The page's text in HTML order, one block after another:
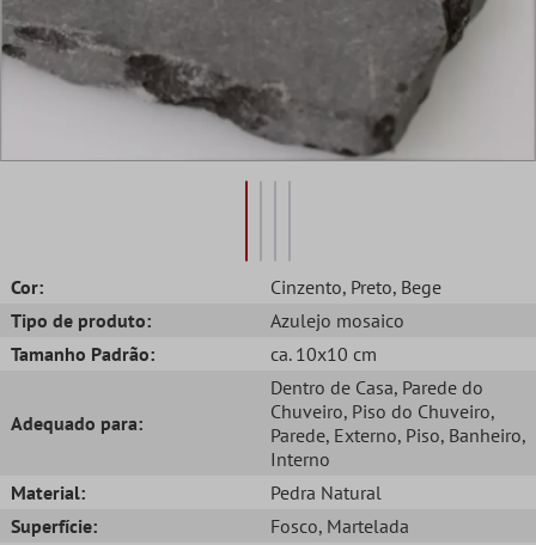
Cor: Cinzento, Preto, Bege
Tipo de produto:
Azulejo mosaico
Tamanho Padrão:
ca. 10x10 cm
Adequado para:
Dentro de Casa, Parede do
Chuveiro, Piso do Chuveiro,
Parede, Externo, Piso, Banheiro,
Interno
Material:
Pedra Natural
Superfície:
Fosco, Martelada